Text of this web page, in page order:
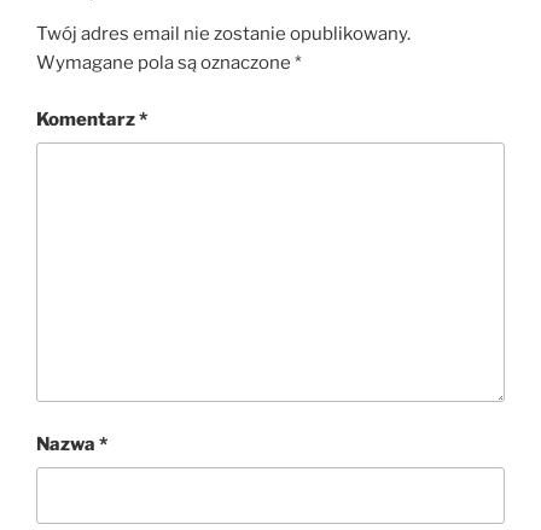
Twój adres email nie zostanie opublikowany.
Wymagane pola są oznaczone *
Komentarz*
Nazwa *